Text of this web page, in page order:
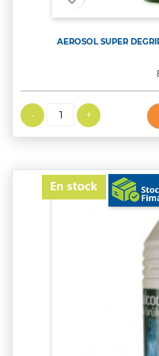
AEROSOL SUPER